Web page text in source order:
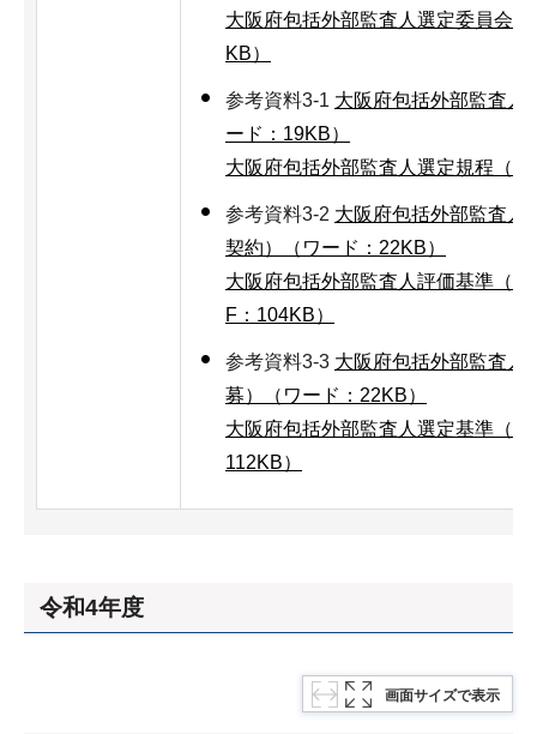
大阪府包括外部監査人選定委員会
KB）
参考資料3-1 大阪府包括外部監査人
ード：19KB）
大阪府包括外部監査人選定規程（
参考資料3-2 大阪府包括外部監査人
契約）（ワード：22KB）
大阪府包括外部監査人評価基準（
F：104KB）
参考資料3-3 大阪府包括外部監査人
募）（ワード：22KB）
大阪府包括外部監査人選定基準（
112KB）
令和4年度
画面サイズで表示